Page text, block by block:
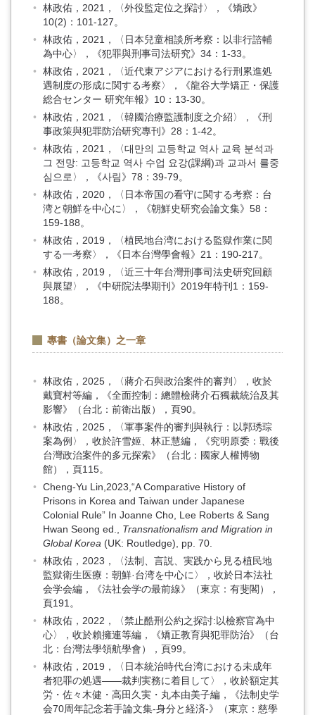
林政佑，2021，〈外役監定位之探討〉，《矯政》
10(2)：101-127。
林政佑，2021，〈日本兒童相談所考察：以非行諮輔
為中心〉，《犯罪與刑事司法研究》34：1-33。
林政佑，2021，〈近代東アジアにおける行刑累進処
遇制度の形成に関する考察〉，《龍谷大学矯正・保護
総合センター 研究年報》10：13-30。
林政佑，2021，〈韓國治療監護制度之介紹〉，《刑
事政策與犯罪防治研究專刊》28：1-42。
林政佑，2021，〈대만의 고등학교 역사 교육 분석과
그 전망: 고등학교 역사 수업 요강(課綱)과 교과서 를중
심으로〉，《사림》78：39-79。
林政佑，2020，〈日本帝国の看守に関する考察：台
湾と朝鮮を中心に〉，《朝鮮史研究会論文集》58：
159-188。
林政佑，2019，〈植民地台湾における監獄作業に関
する一考察〉，《日本台灣學會報》21：190-217。
林政佑，2019，〈近三十年台灣刑事司法史研究回顧
與展望〉，《中研院法學期刊》2019年特刊1：159-
188。
專書（論文集）之一章
林政佑，2025，〈蔣介石與政治案件的審判〉，收於
戴寶村等編，《全面控制：總體檢蔣介石獨裁統治及其
影響》（台北：前衛出版），頁90。
林政佑，2025，〈軍事案件的審判與執行：以郭琇琮
案為例〉，收於許雪姬、林正慧編，《究明原委：戰後
台灣政治案件的多元探索》（台北：國家人權博物
館），頁115。
Cheng-Yu Lin,2023,“A Comparative History of
Prisons in Korea and Taiwan under Japanese
Colonial Rule” In Joanne Cho, Lee Roberts & Sang
Hwan Seong ed., Transnationalism and Migration in
Global Korea (UK: Routledge), pp. 70.
林政佑，2023，〈法制、言説、実践から見る植民地
監獄衛生医療：朝鮮·台湾を中心に〉，收於日本法社
会学会編，《法社会学の最前線》（東京：有斐閣），
頁191。
林政佑，2022，〈禁止酷刑公約之探討:以檢察官為中
心〉，收於賴擁連等編，《矯正教育與犯罪防治》（台
北：台灣法學領航學會），頁99。
林政佑，2019，〈日本統治時代台湾における未成年
者犯罪の処遇――裁判実務に着目して〉，收於額定其
労・佐々木健・高田久実・丸本由美子編，《法制史学
会70周年記念若手論文集-身分と経済-》（東京：慈學